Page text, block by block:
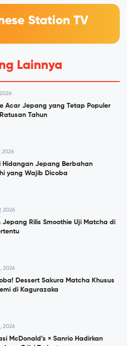
Station TV
Lainnya
Acar Jepang yang Tetap Populer
Tahun
2026
Hidangan Jepang Berbahan
yang Wajib Dicoba
2026
Jepang Rilis Smoothie Uji Matcha di
2026
Dessert Sakura Matcha Khusus
di Kagurazaka
2026
McDonald’s × Sanrio Hadirkan